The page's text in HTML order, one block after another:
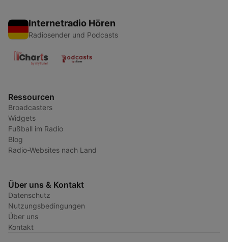
Internetradio Hören
Radiosender und Podcasts
Ressourcen
Broadcasters
Widgets
Fußball im Radio
Blog
Radio-Websites nach Land
Über uns & Kontakt
Datenschutz
Nutzungsbedingungen
Über uns
Kontakt